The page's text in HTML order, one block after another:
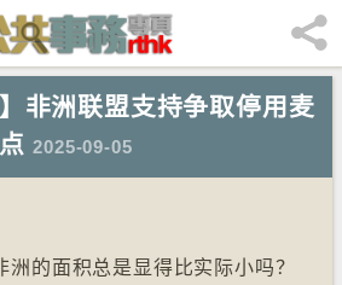
非洲联盟支持争取停用麦
点2025-09-05
的面积总是显得比实际小吗？